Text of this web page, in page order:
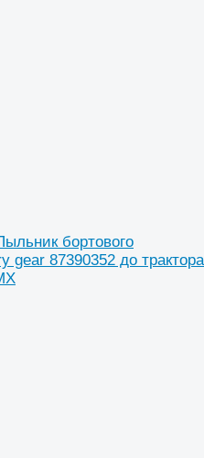
бортового
gear 87390352 до трактора